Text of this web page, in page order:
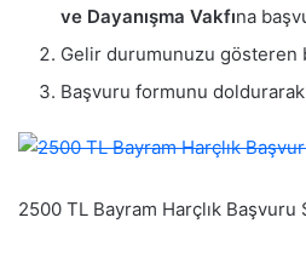
ve Dayanışma Vakfına
Gelir durumunuzu gösteren
Başvuru formunu
2500 TL Bayram Harçlık Başvuru